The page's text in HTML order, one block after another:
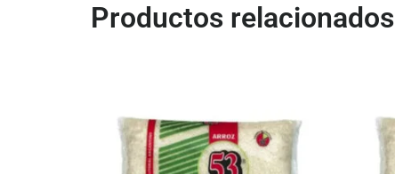
Productos relacionados